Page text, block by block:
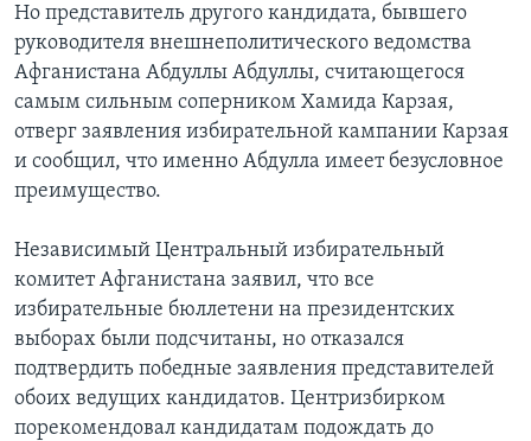
Языки
Но представитель другого кандидата, бывшего
руководителя внешнеполитического ведомства
Афганистана Абдуллы Абдуллы, считающегося
самым сильным соперником Хамида Карзая,
отверг заявления избирательной кампании Карзая
и сообщил, что именно Абдулла имеет безусловное
преимущество.
Независимый Центральный избирательный
комитет Афганистана заявил, что все
избирательные бюллетени на президентских
выборах были подсчитаны, но отказался
подтвердить победные заявления представителей
обоих ведущих кандидатов. Центризбирком
порекомендовал кандидатам подождать до